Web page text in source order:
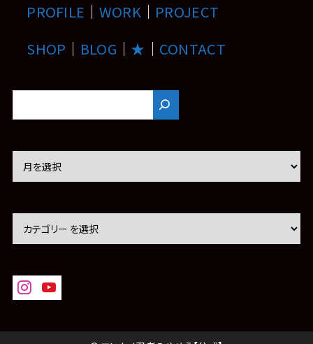
PROFILE ｜ WORK ｜ PROJECT
SHOP ｜ BLOG ｜ ★ ｜ CONTACT
カ
ブ